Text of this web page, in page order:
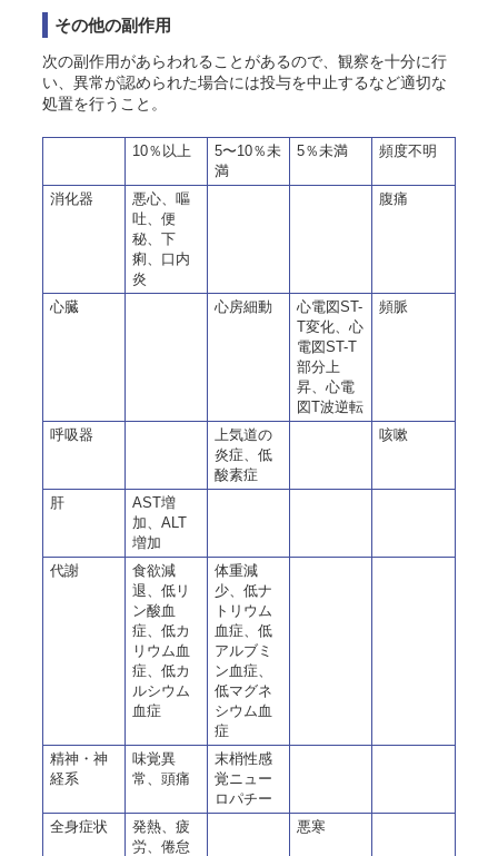
その他の副作用
次の副作用があらわれることがあるので、観察を十分に行
い、異常が認められた場合には投与を中止するなど適切な
処置を行うこと。
10％以上
5〜10％未
満
5％未満 頻度不明
消化器
悪心、嘔
吐、便
秘、下
痢、口内
炎
腹痛
心臓 心房細動
心電図ST-
T変化、心
電図ST-T
部分上
昇、心電
図T波逆転
頻脈
呼吸器
上気道の
炎症、低
酸素症
咳嗽
肝
AST増
加、ALT
増加
代謝
食欲減
退、低リ
ン酸血
症、低カ
リウム血
症、低カ
ルシウム
血症
体重減
少、低ナ
トリウム
血症、低
アルブミ
ン血症、
低マグネ
シウム血
症
精神・神
経系
味覚異
常、頭痛
末梢性感
覚ニュー
ロパチー
全身症状
発熱、疲
労、倦怠
悪寒